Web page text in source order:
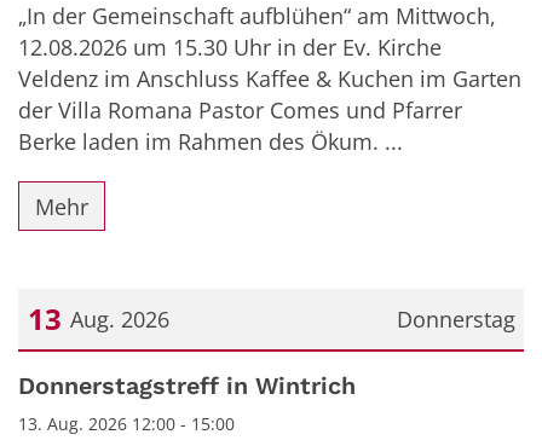
„In der Gemeinschaft aufblühen“ am Mittwoch,
12.08.2026 um 15.30 Uhr in der Ev. Kirche
Veldenz im Anschluss Kaffee & Kuchen im Garten
der Villa Romana Pastor Comes und Pfarrer
Berke laden im Rahmen des Ökum. ...
Mehr
Donnerstag
13 Aug. 2026
Datum: 13. August 2026
Donnerstagstreff in Wintrich
13. Aug. 2026 12:00 - 15:00